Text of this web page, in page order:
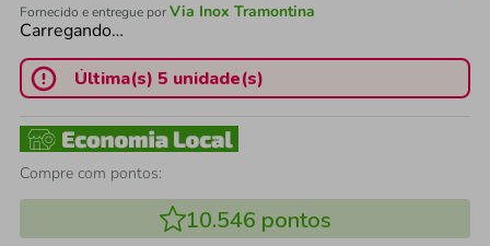
Fornecido e entregue porVia Inox Tramontina
Carregando…
Última(s) 5 unidade(s)
Compre com pontos:
10.546 pontos